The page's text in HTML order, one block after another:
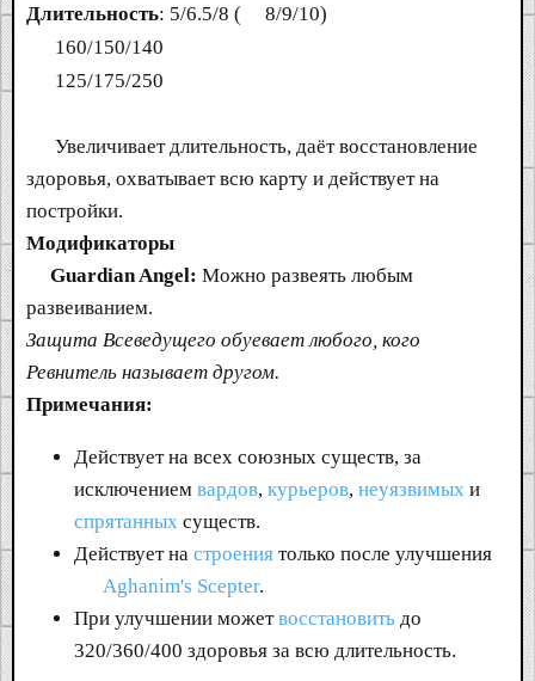
Длительность: 5/6.5/8 (
8/9/10)
160/150/140
125/175/250
Увеличивает длительность, даёт восстановление
здоровья, охватывает всю карту и действует на
постройки.
Модификаторы
Guardian Angel: Можно развеять любым
развеиванием.
Защита Всеведущего обуевает любого, кого
Ревнитель называет другом.
Примечания:
Действует на всех союзных существ, за
исключением вардов, курьеров, неуязвимых и
спрятанных существ.
Действует на строения только после улучшения
Aghanim's Scepter.
При улучшении можетвосстановить до
320/360/400 здоровья за всю длительность.